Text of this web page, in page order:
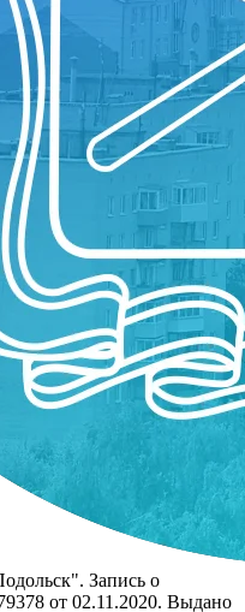
Запись о
от 02.11.2020. Выдано